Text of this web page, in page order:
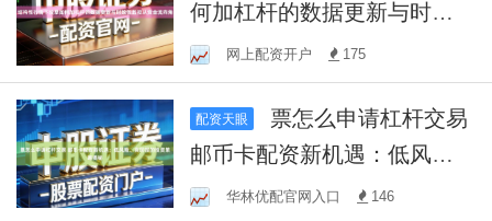
何加杠杆的数据更新与时效
性监控从资金流向角
网上配资开户 175
配资天眼
邮币卡配资新机遇：低风
险、高回报的投资策略揭秘
华林优配官网入口 146